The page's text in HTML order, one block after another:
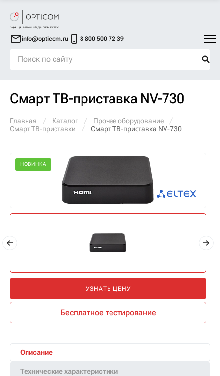
info@opticom.ru 8 800 500 72 39
Смарт ТВ-приставка NV-730
Главная Каталог
Прочее оборудование
Смарт ТВ-приставки
Смарт ТВ-приставка NV-730
НОВИНКА
УЗНАТЬ ЦЕНУ
Бесплатное тестирование
Описание
Технические характеристики